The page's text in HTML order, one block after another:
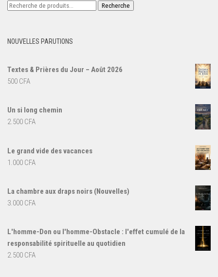
Recherche
Recherche
NOUVELLES PARUTIONS
Textes & Prières du Jour – Août 2026
500 CFA
Un si long chemin
2.500 CFA
Le grand vide des vacances
1.000 CFA
La chambre aux draps noirs (Nouvelles)
3.000 CFA
L'homme-Don ou l'homme-Obstacle : l'effet cumulé de la
responsabilité spirituelle au quotidien
2.500 CFA